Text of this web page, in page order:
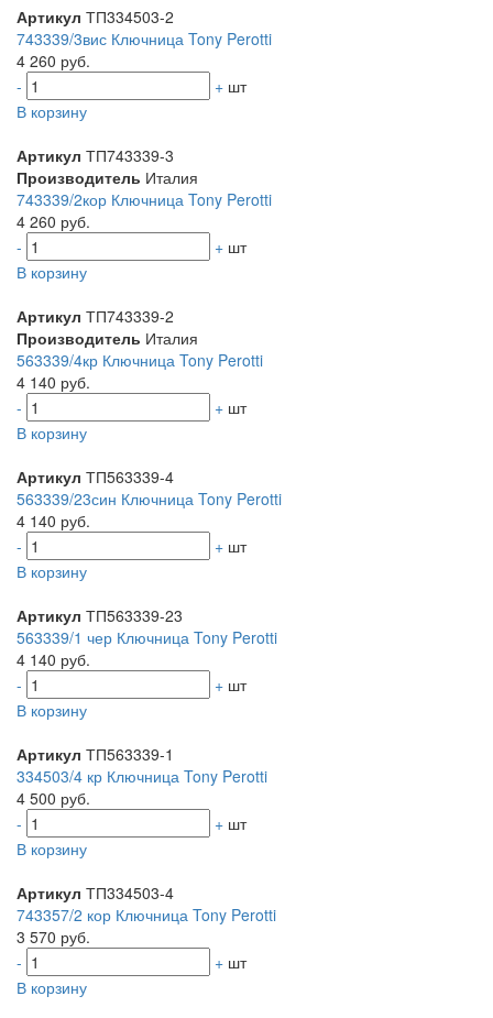
Артикул ТП334503-2
743339/3вис Ключница Tony Perotti
4 260 руб.
-
+ шт
В корзину
Артикул ТП743339-3
Производитель Италия
743339/2кор Ключница Tony Perotti
4 260 руб.
-
+ шт
В корзину
Артикул ТП743339-2
Производитель Италия
563339/4кр Ключница Tony Perotti
4 140 руб.
-
+ шт
В корзину
Артикул ТП563339-4
563339/23син Ключница Tony Perotti
4 140 руб.
-
+ шт
В корзину
Артикул ТП563339-23
563339/1 чер Ключница Tony Perotti
4 140 руб.
-
+ шт
В корзину
Артикул ТП563339-1
334503/4 кр Ключница Tony Perotti
4 500 руб.
-
+ шт
В корзину
Артикул ТП334503-4
743357/2 кор Ключница Tony Perotti
3 570 руб.
-
+ шт
В корзину